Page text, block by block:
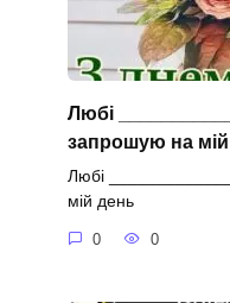
Любі
запрошую на мій
Любі
мій день
0 0